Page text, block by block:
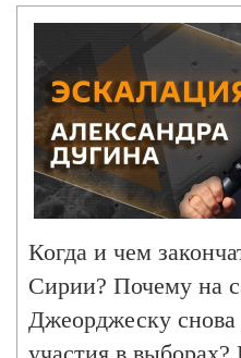
Александр Дугин. Как
Востоке обрушит
Александр Дугин. Кто
войну в Иране?
Иран на ультиматум
Александра
Когда и чем
Сирии? Почему на
Джеорджеску